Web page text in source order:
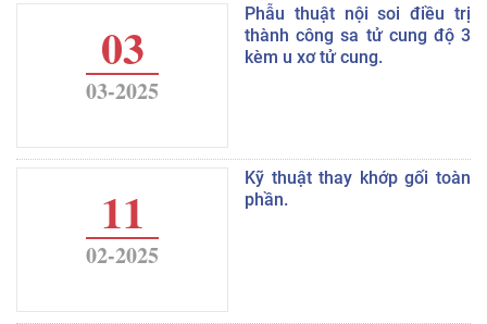
03
03-2025
Phẫu thuật nội soi điều trị
thành công sa tử cung độ 3
kèm u xơ tử cung.
11
02-2025
Kỹ thuật thay khớp gối toàn
phần.